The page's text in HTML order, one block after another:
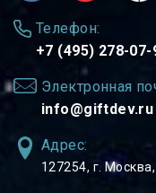
Телефон:
+7 (495) 278-07-
Электронная
info@giftdev.ru
Адрес:
127254, ⁠г.